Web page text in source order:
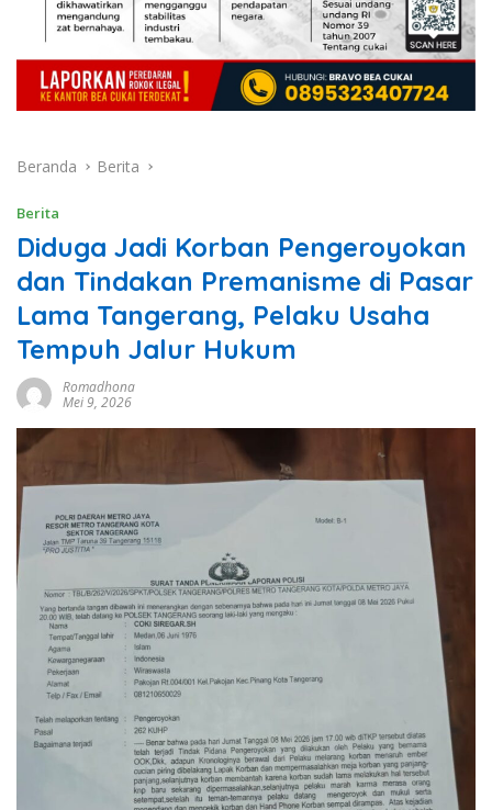
Beranda Berita
Berita
Diduga Jadi Korban Pengeroyokan
dan Tindakan Premanisme di Pasar
Lama Tangerang, Pelaku Usaha
Tempuh Jalur Hukum
Romadhona
Mei 9, 2026